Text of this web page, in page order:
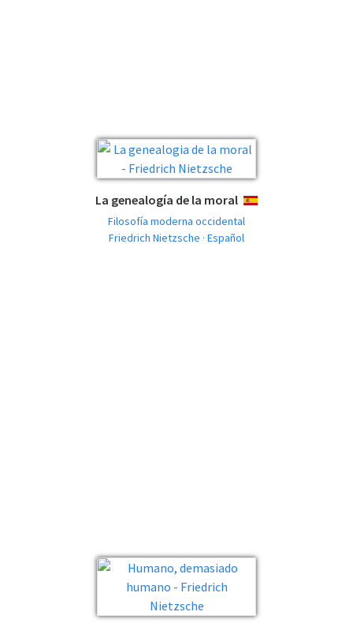
La genealogía de la moral ESPAÑOL
Filosofía moderna occidental
Friedrich Nietzsche · Español